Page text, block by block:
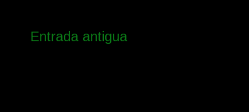
Entrada antigua